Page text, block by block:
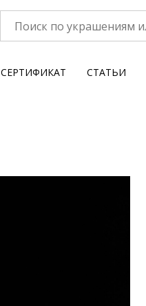
СЕРТИФИКАТ СТАТЬИ